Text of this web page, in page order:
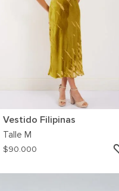
Vestido Filipinas
Talle M
$90.000